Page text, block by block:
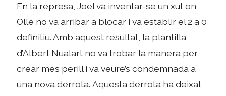
En la represa, Joel va inventar-se un xut on
Ollé no va arribar a blocar i va establir el 2 a 0
definitiu. Amb aquest resultat, la plantilla
d’Albert Nualart no va trobar la manera per
crear més perill i va veure’s condemnada a
una nova derrota. Aquesta derrota ha deixat